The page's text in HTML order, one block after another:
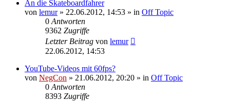
An die Skateboardfahrer
von lemur» 22.06.2012, 14:53 » in Off Topic
0Antworten
9362 Zugriffe
Letzter Beitrag von lemur
22.06.2012, 14:53
YouTube-Videos mit 60fps?
von NegCon » 21.06.2012, 20:20 » in Off Topic
0Antworten
8393 Zugriffe